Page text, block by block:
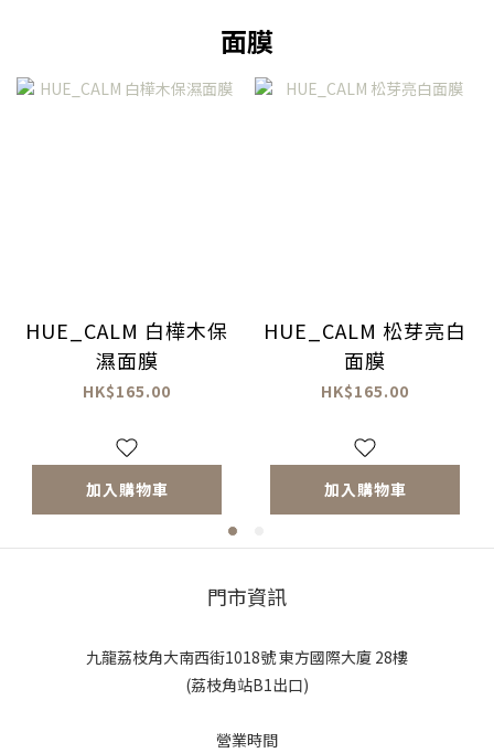
面膜
HUE_CALM 白樺木保
濕面膜
HK$165.00
加入購物車
HUE_CALM 松芽亮白
面膜
HK$165.00
加入購物車
門市資訊
九龍荔枝角大南西街1018號 東方國際大廈 28樓
(荔枝角站B1出口)
營業時間